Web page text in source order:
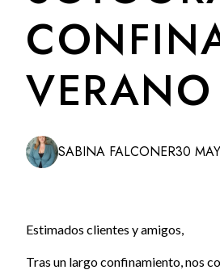
SABINA FALCONER30
Estimados clientes y amigos,
Tras un largo confinamiento, nos